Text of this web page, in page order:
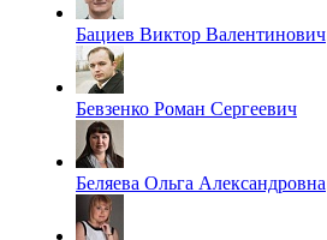
Бациев Виктор Валентинович
Бевзенко Роман Сергеевич
Беляева Ольга Александровна